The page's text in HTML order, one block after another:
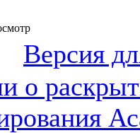
Версия
о